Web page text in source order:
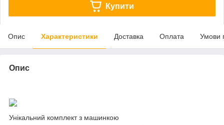
Купити
Опис Характеристики Доставка Оплата Умови
Опис
Унікальний комплект з машинкою